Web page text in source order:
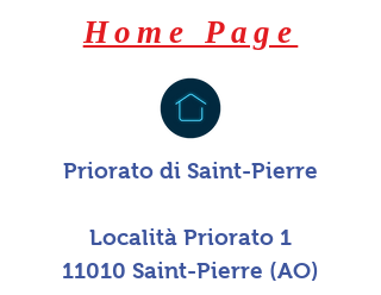
Home Page
Priorato di Saint-Pierre
Località Priorato 1
11010 Saint-Pierre (AO)